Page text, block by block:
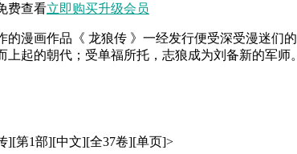
费查看立即购买升级会员
的漫画作品《 龙狼传 》一经发行便受深受漫迷
上起的朝代；受单福所托，志狼成为刘备新的军
][第1部][中文][全37卷][单页]>